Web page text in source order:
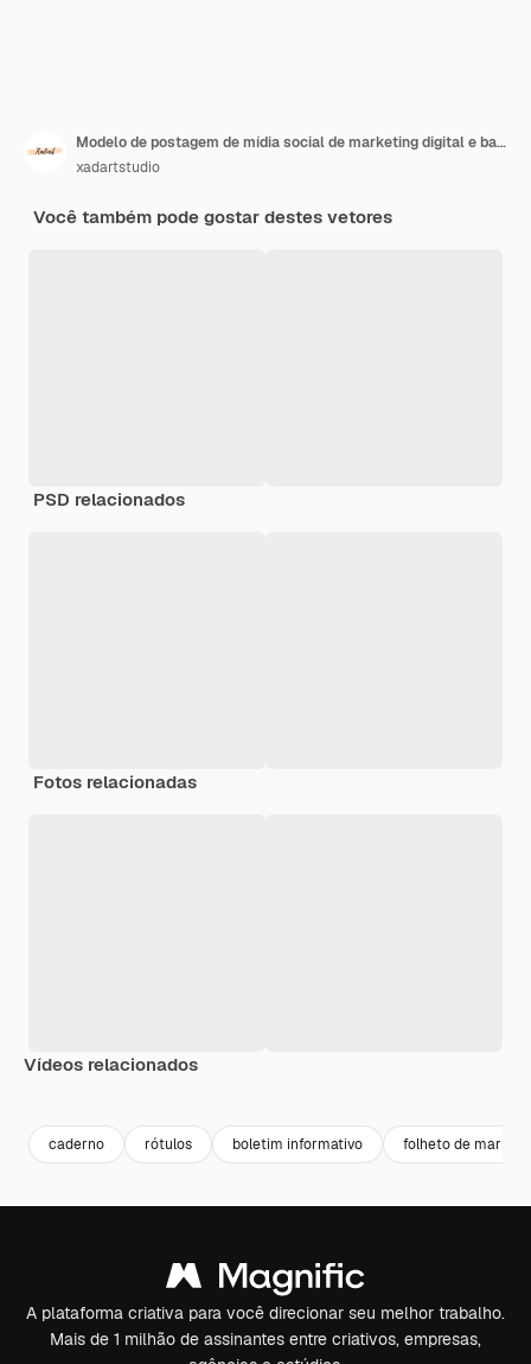
Modelo de postagem de mídia social de marketing digital e banner web corporativo
xadartstudio
Você também pode gostar destes vetores
PSD relacionados
Fotos relacionadas
Vídeos relacionados
caderno rótulos boletim informativo folheto de
A plataforma criativa para você direcionar seu melhor trabalho.
Mais de 1 milhão de assinantes entre criativos, empresas,